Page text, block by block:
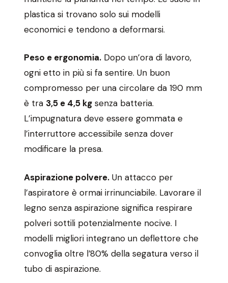
plastica si trovano solo sui modelli
economici e tendono a deformarsi.
Peso e ergonomia. Dopo un’ora di lavoro,
ogni etto in più si fa sentire. Un buon
compromesso per una circolare da 190 mm
è tra 3,5 e 4,5 kg senza batteria.
L’impugnatura deve essere gommata e
l’interruttore accessibile senza dover
modificare la presa.
Aspirazione polvere. Un attacco per
l’aspiratore è ormai irrinunciabile. Lavorare il
legno senza aspirazione significa respirare
polveri sottili potenzialmente nocive. I
modelli migliori integrano un deflettore che
convoglia oltre l’80% della segatura verso il
tubo di aspirazione.